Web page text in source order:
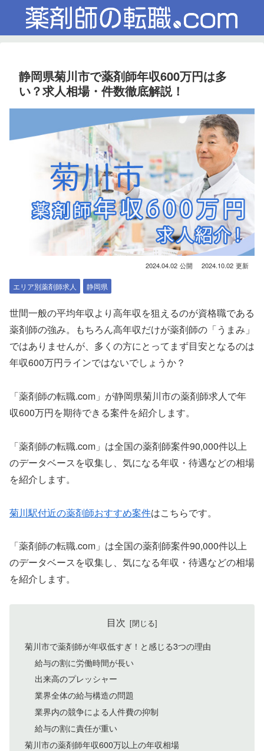
静岡県菊川市で薬剤師年収600万円は多
い？求人相場・件数徹底解説！
2024.04.02 2024.10.02
エリア別薬剤師求人 静岡県
世間一般の平均年収より高年収を狙えるのが資格職である
薬剤師の強み。もちろん高年収だけが薬剤師の「うまみ」
ではありませんが、多くの方にとってまず目安となるのは
年収600万円ラインではないでしょうか？
「薬剤師の転職.com」が静岡県菊川市の薬剤師求人で年
収600万円を期待できる案件を紹介します。
「薬剤師の転職.com」は全国の薬剤師案件90,000件以上
のデータベースを収集し、気になる年収・待遇などの相場
を紹介します。
菊川駅付近の薬剤師おすすめ案件はこちらです。
「薬剤師の転職.com」は全国の薬剤師案件90,000件以上
のデータベースを収集し、気になる年収・待遇などの相場
を紹介します。
目次
菊川市で薬剤師が年収低すぎ！と感じる3つの理由
給与の割に労働時間が長い
出来高のプレッシャー
業界全体の給与構造の問題
業界内の競争による人件費の抑制
給与の割に責任が重い
菊川市の薬剤師年収600万以上の年収相場